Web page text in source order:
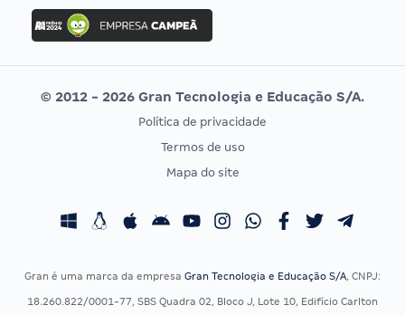
Concurso Ibama
Concurso MPU
Editais publicados
Vunesp
CONCURSOS POR PROFISSÃO
Concursos Fiscais
EXAME DE ORDEM
Calendário OAB
© 2012 - 2026 Gran Tecnologia e Educação S/A.
Política de privacidade
Termos de uso
Mapa do site
Gran é uma marca da empresa Gran Tecnologia e Educação S/A, CNPJ:
18.260.822/0001-77, SBS Quadra 02, Bloco J, Lote 10, Edifício Carlton